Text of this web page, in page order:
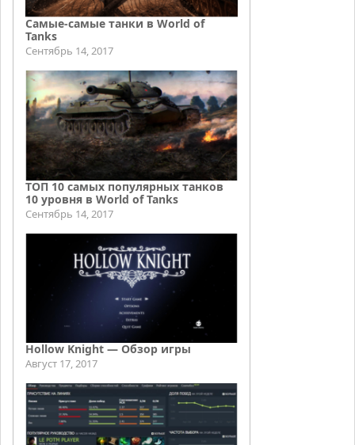
Самые-самые танки в World of
Tanks
Сентябрь 14, 2017
ТОП 10 самых популярных танков
10 уровня в World of Tanks
Сентябрь 14, 2017
Hollow Knight — Обзор игры
Август 17, 2017